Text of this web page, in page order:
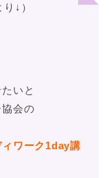
↓）
いと
会の
ィワーク1day講